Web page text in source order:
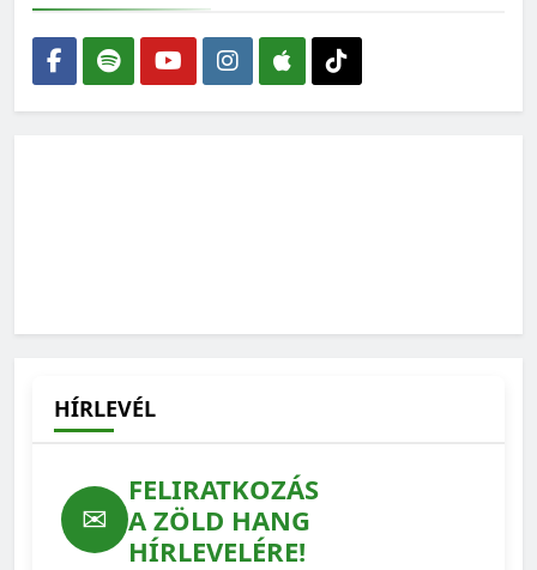
Épüljenek szélerőművek – de ne bárhová
2026-08-05
HÍRLEVÉL
✉
FELIRATKOZÁS
A ZÖLD HANG
HÍRLEVELÉRE!